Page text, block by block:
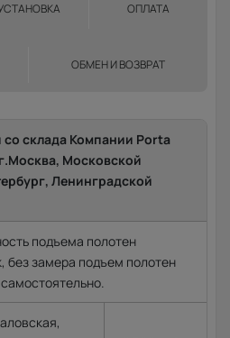
ОПЛАТА
ОБМЕН И ВОЗВРАТ
склада Компании Porta
Московской
Ленинградской
подъема полотен
без замера подъем полотен